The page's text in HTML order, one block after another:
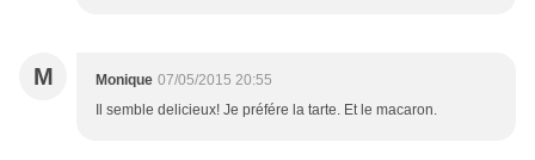
M Monique 07/05/2015 20:55
Il semble delicieux! Je préfére la tarte. Et le macaron.